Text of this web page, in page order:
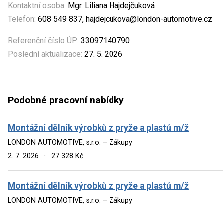
Kontaktní osoba: Mgr. Liliana Hajdejčuková
Telefon: 608 549 837, hajdejcukova@london-automotive.cz
Referenční číslo ÚP: 33097140790
Poslední aktualizace: 27. 5. 2026
Podobné pracovní nabídky
Montážní dělník výrobků z pryže a plastů m/ž
LONDON AUTOMOTIVE, s.r.o. – Zákupy
2. 7. 2026
· 27 328 Kč
Montážní dělník výrobků z pryže a plastů m/ž
LONDON AUTOMOTIVE, s.r.o. – Zákupy